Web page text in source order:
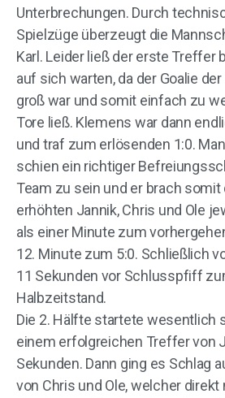
Unterbrechungen. Durch
Spielzüge überzeugt die
Karl. Leider ließ der erste Treffer
auf sich warten, da der Goalie
groß war und somit einfach zu
Tore ließ. Klemens war dann
und traf zum erlösenden 1:0.
schien ein richtiger
Team zu sein und er brach somit
erhöhten Jannik, Chris und Ole
als einer Minute zum
12. Minute zum 5:0. Schließlich
11 Sekunden vor Schlusspfiff
Halbzeitstand.
Die 2. Hälfte startete wesentlich
einem erfolgreichen Treffer von
Sekunden. Dann ging es Schlag
von Chris und Ole, welcher direkt